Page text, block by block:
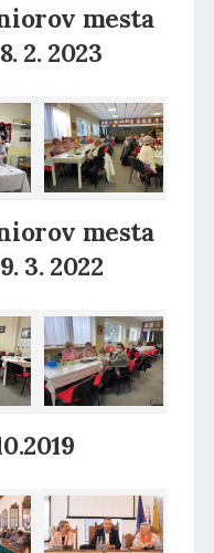
mesta
2. 2023
mesta
3. 2022